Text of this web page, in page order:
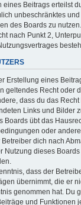
eines Beitrags erteilst
unbeschränktes
des Boards zu nutzen.
nach Punkt 2,
Erstellung eines
geltendes Recht oder
dass du das
Links und Bilder
Boards übt das
oder
dich nach
Nutzung dieses
dass der
übernimmt, die er
genommen hat. Du
und Funktionen